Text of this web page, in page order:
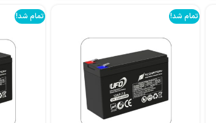
تمام شد! تمام شد!